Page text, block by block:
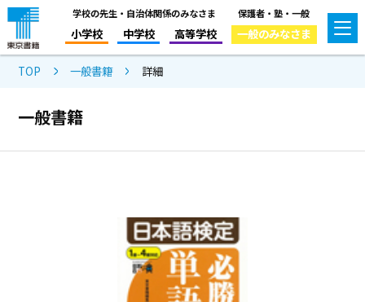
学校の先生・自治体関係のみなさま
小学校 中学校 高等学校
保護者・塾・一般
一般のみなさま
TOP 一般書籍 詳細
一般書籍